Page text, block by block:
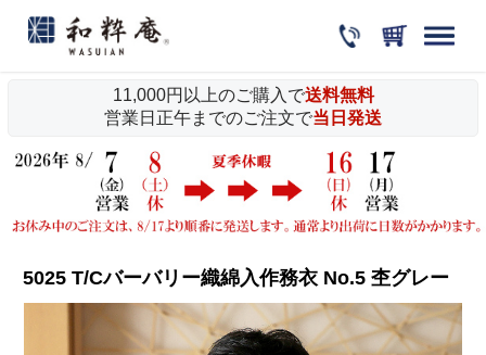
11,000円以上のご購入で送料無料
営業日正午までのご注文で当日発送
5025 T/Cバーバリー織綿入作務衣 No.5 杢グレー